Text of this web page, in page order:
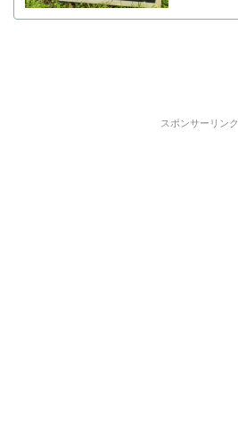
スポンサーリンク